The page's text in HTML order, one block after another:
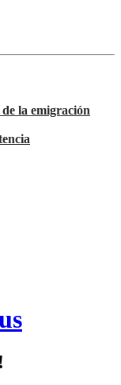
la emigración